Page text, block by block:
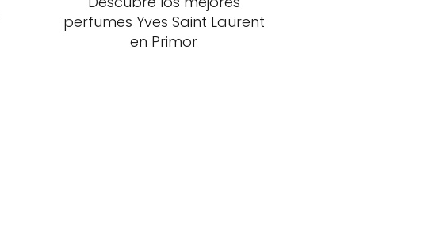
perfumes Yves Saint Laurent
en Primor